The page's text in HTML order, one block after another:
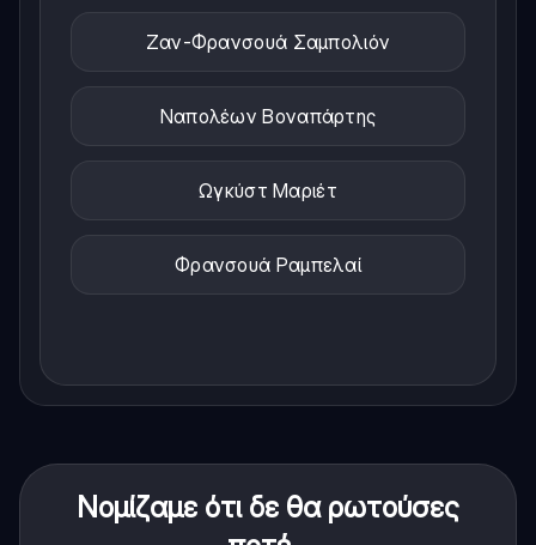
Ζαν-Φρανσουά Σαμπολιόν
Ναπολέων Βοναπάρτης
Ωγκύστ Μαριέτ
Φρανσουά Ραμπελαί
Νομίζαμε ότι δε θα ρωτούσες